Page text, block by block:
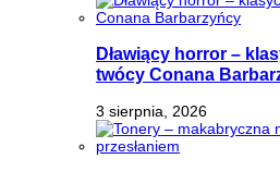
Dławiący horror –
twócy Conana
3 sierpnia, 2026